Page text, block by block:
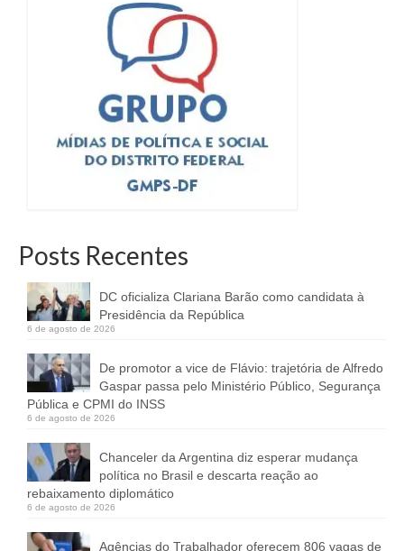
Posts Recentes
DC oficializa Clariana Barão como candidata à
Presidência da República
6 de agosto de 2026
De promotor a vice de Flávio: trajetória de Alfredo
Gaspar passa pelo Ministério Público, Segurança
Pública e CPMI do INSS
6 de agosto de 2026
Chanceler da Argentina diz esperar mudança
política no Brasil e descarta reação ao
rebaixamento diplomático
6 de agosto de 2026
Agências do Trabalhador oferecem 806 vagas de